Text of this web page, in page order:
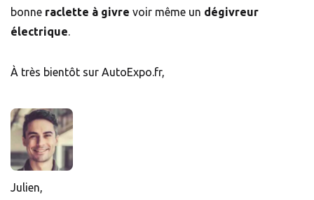
bonne raclette à givre voir même un dégivreur
électrique.
À très bientôt sur AutoExpo.fr,
Julien,